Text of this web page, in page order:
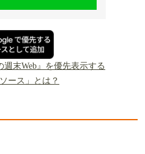
週末Web』を優先表示する
ース」とは？